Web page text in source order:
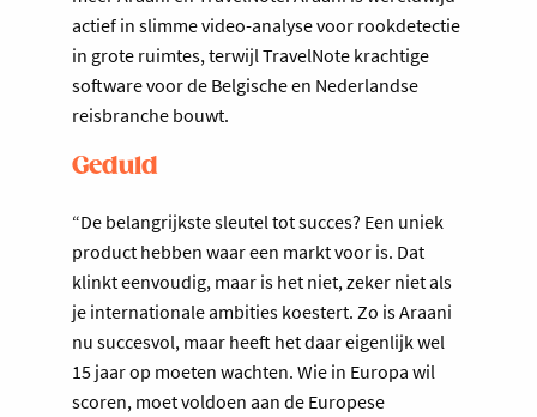
actief in slimme video-analyse voor rookdetectie
in grote ruimtes, terwijl TravelNote krachtige
software voor de Belgische en Nederlandse
reisbranche bouwt.
Geduld
“De belangrijkste sleutel tot succes? Een uniek
product hebben waar een markt voor is. Dat
klinkt eenvoudig, maar is het niet, zeker niet als
je internationale ambities koestert. Zo is Araani
nu succesvol, maar heeft het daar eigenlijk wel
15 jaar op moeten wachten. Wie in Europa wil
scoren, moet voldoen aan de Europese